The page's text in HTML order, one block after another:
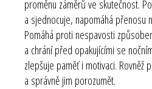
proměnu záměrů ve skutečnost.
a sjednocuje, napomáhá přenosu
Pomáhá proti nespavosti
a chrání před opakujícími se
zlepšuje paměť i motivaci. Rovněž
a správně jim porozumět.